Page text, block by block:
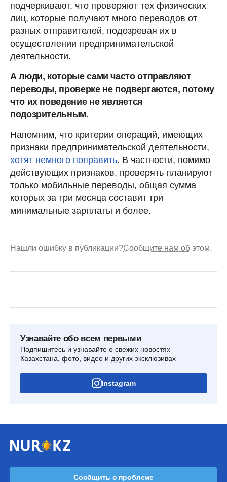
подчеркивают, что проверяют тех физических
лиц, которые получают много переводов от
разных отправителей, подозревая их в
осуществлении предпринимательской
деятельности.
А люди, которые сами часто отправляют
переводы, проверке не подвергаются, потому
что их поведение не является
подозрительным.
Напомним, что критерии операций, имеющих
признаки предпринимательской деятельности,
хотят немного поправить. В частности, помимо
действующих признаков, проверять планируют
только мобильные переводы, общая сумма
которых за три месяца составит три
минимальные зарплаты и более.
Нашли ошибку в публикации?Сообщите нам об этом.
Узнавайте обо всем первыми
Подпишитесь и узнавайте о свежих новостях
Казахстана, фото, видео и других эксклюзивах
Instagram
Сообщить о проблеме